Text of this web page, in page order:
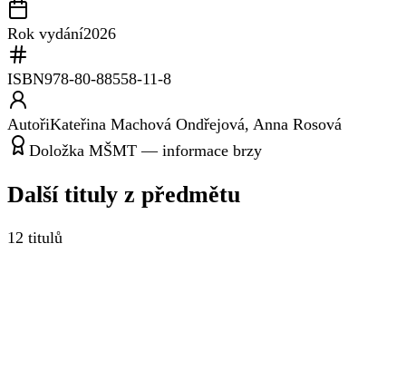
Rok vydání2026
ISBN978-80-88558-11-8
AutořiKateřina Machová Ondřejová, Anna Rosová
Doložka MŠMT — informace brzy
Další tituly z předmětu
12 titulů